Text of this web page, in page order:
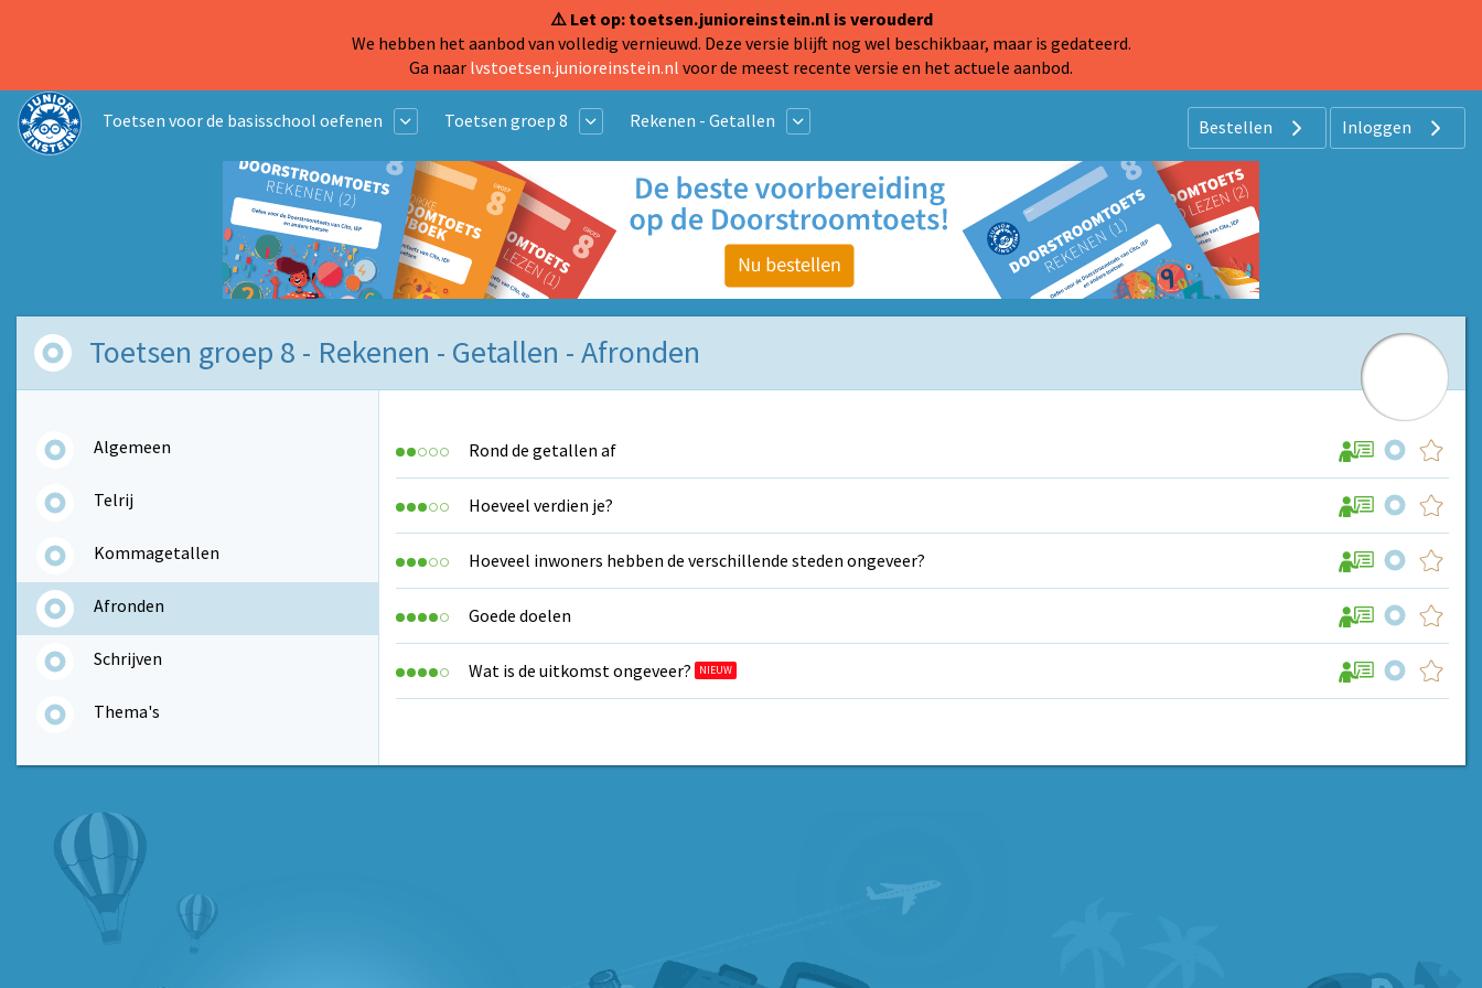
⚠️ Let op: toetsen.junioreinstein.nl is verouderd
We hebben het aanbod van volledig vernieuwd. Deze versie blijft nog wel beschikbaar, maar is gedateerd.
Ga naar lvstoetsen.junioreinstein.nl voor de meest recente versie en het actuele aanbod.
Toetsen voor de basisschool oefenen Toetsen groep 8 Rekenen - Getallen Bestellen Inloggen
Toetsen groep 8 - Rekenen - Getallen - Afronden
Algemeen
Telrij
Kommagetallen
Afronden
Schrijven
Thema's
Rond de getallen af
Hoeveel verdien je?
Hoeveel inwoners hebben de verschillende steden ongeveer?
Goede doelen
Wat is de uitkomst ongeveer? NIEUW